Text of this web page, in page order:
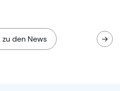
den News →